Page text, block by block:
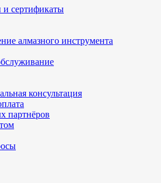
сертификаты
алмазного инструмента
консультация
партнёров